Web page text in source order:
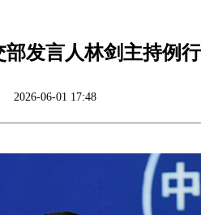
部发言人林剑主持例
2026-06-01 17:48